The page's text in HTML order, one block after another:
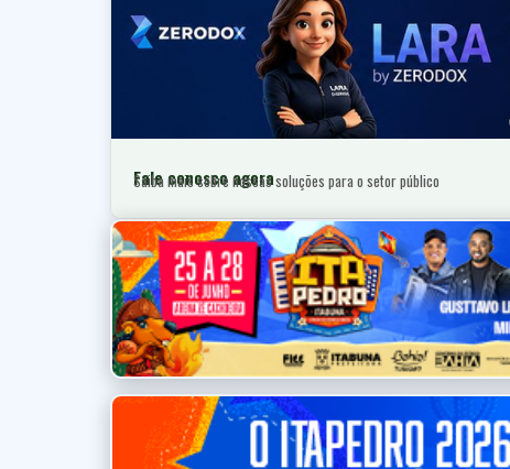
Fale conosco agora
Saiba mais sobre nossas soluções para o setor público